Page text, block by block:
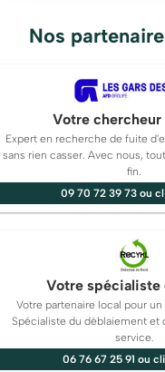
Nos
Votre
Expert en recherche de fuite
sans rien casser. Avec nous,
fin.
09 70 72 39 73 ou
Votre spécialiste
Votre partenaire local pour
Spécialiste du déblaiement et
service.
06 76 67 25 91 ou